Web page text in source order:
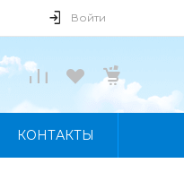
Войти
КОНТАКТЫ